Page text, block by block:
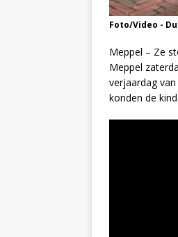
Foto/Video -
Meppel – Ze
Meppel
verjaardag
konden de